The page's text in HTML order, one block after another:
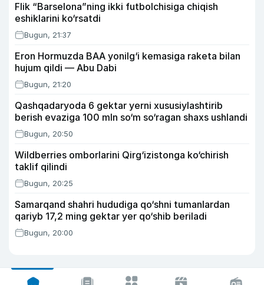
Flik “Barselona”ning ikki futbolchisiga chiqish
eshiklarini ko‘rsatdi
Bugun, 21:37
Eron Hormuzda BAA yonilg‘i kemasiga raketa bilan
hujum qildi — Abu Dabi
Bugun, 21:20
Qashqadaryoda 6 gektar yerni xususiylashtirib
berish evaziga 100 mln so‘m so‘ragan shaxs ushlandi
Bugun, 20:50
Wildberries omborlarini Qirg‘izistonga ko‘chirish
taklif qilindi
Bugun, 20:25
Samarqand shahri hududiga qo‘shni tumanlardan
qariyb 17,2 ming gektar yer qo‘shib beriladi
Bugun, 20:00